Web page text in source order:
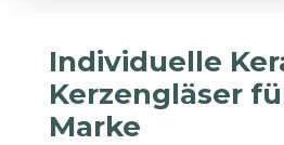
Individuelle
Kerzengläser
Marke